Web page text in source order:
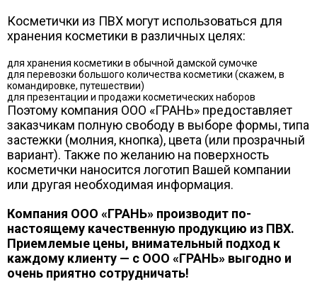
Косметички из ПВХ могут использоваться для
хранения косметики в различных целях:
для хранения косметики в обычной дамской сумочке
для перевозки большого количества косметики (скажем, в
командировке, путешествии)
для презентации и продажи косметических наборов
Поэтому компания ООО «ГРАНЬ» предоставляет
заказчикам полную свободу в выборе формы, типа
застежки (молния, кнопка), цвета (или прозрачный
вариант). Также по желанию на поверхность
косметички наносится логотип Вашей компании
или другая необходимая информация.
Компания ООО «ГРАНЬ» производит по-
настоящему качественную продукцию из ПВХ.
Приемлемые цены, внимательный подход к
каждому клиенту — с ООО «ГРАНЬ» выгодно и
очень приятно сотрудничать!